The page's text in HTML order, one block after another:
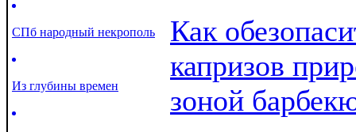
СПб народный некрополь
Из глубины времен
Как
капризов
зоной